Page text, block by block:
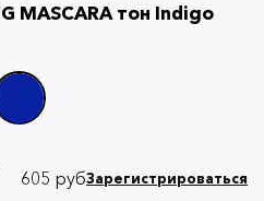
MASCARA тон Indigo
605 рубЗарегистрироваться